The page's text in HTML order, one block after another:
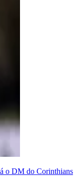
o DM do Corinthians